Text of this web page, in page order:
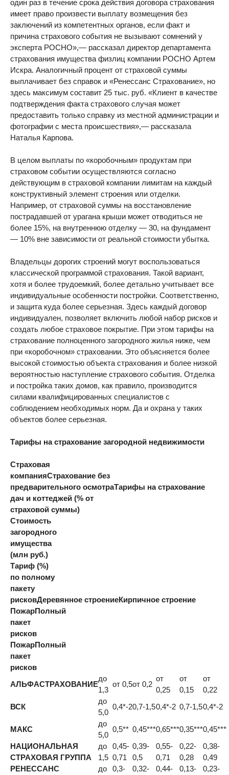
один раз в течение срока действия договора страхования
имеет право произвести выплату возмещения без
заключений из компетентных органов, если факт и
причина страхового события не вызывают сомнений у
эксперта РОСНО»,— рассказал директор департамента
страхования имущества физлиц компании РОСНО Артем
Искра. Аналогичный процент от страховой суммы
выплачивает без справок и «Ренессанс Страхование», но
здесь максимум составит 25 тыс. руб. «Клиент в качестве
подтверждения факта страхового случая может
предоставить только справку из местной администрации и
фотографии с места происшествия»,— рассказала
Наталья Карпова.
В целом выплаты по «коробочным» продуктам при
страховом событии осуществляются согласно
действующим в страховой компании лимитам на каждый
конструктивный элемент строения или отделки.
Например, от страховой суммы на восстановление
пострадавшей от урагана крыши может отводиться не
более 15%, на внутреннюю отделку — 30, на фундамент
— 10% вне зависимости от реальной стоимости убытка.
Владельцы дорогих строений могут воспользоваться
классической программой страхования. Такой вариант,
хотя и более трудоемкий, более детально учитывает все
индивидуальные особенности постройки. Соответственно,
и защита куда более серьезная. Здесь каждый договор
индивидуален, позволяет включить любой набор рисков и
создать любое страховое покрытие. При этом тарифы на
страхование полноценного загородного жилья ниже, чем
при «коробочном» страховании. Это объясняется более
высокой стоимостью объекта страхования и более низкой
вероятностью наступление страхового события. Отделка
и постройка таких домов, как правило, производится
силами квалифицированных специалистов с
соблюдением необходимых норм. Да и охрана у таких
объектов более серьезная.
Тарифы на страхование загородной недвижимости
Страховая
компанияСтрахование без
предварительного осмотраТарифы на страхование
дач и коттеджей (% от
страховой суммы)
Стоимость
загородного
имущества
(млн руб.)
Тариф (%)
по полному
пакету
рисковДеревянное строениеКирпичное строение
ПожарПолный
пакет
рисков
ПожарПолный
пакет
рисков
АЛЬФАСТРАХОВАНИЕ
до
1,3
от 0,5от 0,2
от
0,25
от
0,15
от
0,22
ВСК
до
5,0
0,4*-20,7-1,50,4*-2 0,7-1,50,4*-2
МАКС
до
5,0
0,5** 0,45***0,65***0,35***0,45***
НАЦИОНАЛЬНАЯ
СТРАХОВАЯ ГРУППА
до
1,5
0,45-
0,71
0,39-
0,5
0,55-
0,71
0,22-
0,28
0,38-
0,49
РЕНЕССАНС
до
0,3-
0,32-
0,44-
0,13-
0,23-